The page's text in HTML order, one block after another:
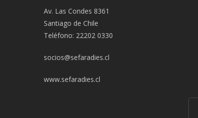
Av. Las Condes 8361
Santiago de Chile
Teléfono: 22202 0330
socios@sefaradies.cl
www.sefaradies.cl